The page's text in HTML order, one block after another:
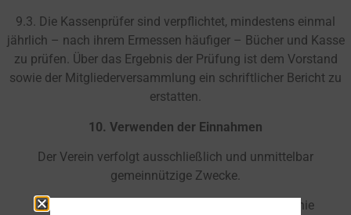
9.3. Die Kassenprüfer sind verpflichtet, mindestens einmal
jährlich – nach ihrem Ermessen häufiger – Bücher und Kasse
zu prüfen. Über das Ergebnis der Prüfung ist dem Vorstand
sowie der Mitgliederversammlung ein schriftlicher Bericht zu
erstatten.
10. Verwenden der Einnahmen
Der Verein verfolgt ausschließlich und unmittelbar
gemeinnützige Zwecke.
Er ist selbstlos tätig; er verfolgt nicht in erster Linie